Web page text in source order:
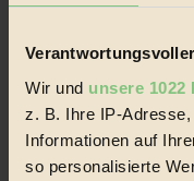
Wir und unsere 1022
z. B. Ihre IP-
Informationen auf
so personalisierte